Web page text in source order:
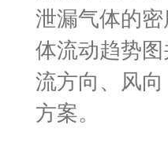
泄漏气体的
体流动趋势
流方向、风
方案。